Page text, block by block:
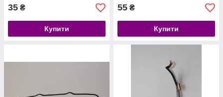
35 ₴
Купити
55 ₴
Купити